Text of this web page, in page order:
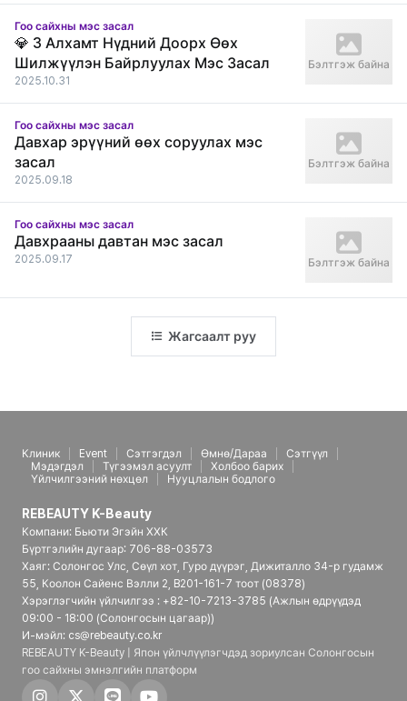
Гоо сайхны мэс засал
💎 3 Алхамт Нүдний Доорх Өөх
Шилжүүлэн Байрлуулах Мэс Засал
2025.10.31
Бэлтгэж байна
Гоо сайхны мэс засал
Давхар эрүүний өөх соруулах мэс
засал
2025.09.18
Бэлтгэж байна
Гоо сайхны мэс засал
Давхрааны давтан мэс засал
2025.09.17 Бэлтгэж байна
Жагсаалт руу
Клиник Event Сэтгэгдэл Өмнө/Дараа
Сэтгүүл
Мэдэгдэл
Түгээмэл асуулт
Холбоо барих
Үйлчилгээний нөхцөл
Нууцлалын бодлого
REBEAUTY K-Beauty
Компани: Бьюти Эгэйн ХХК
Бүртгэлийн дугаар: 706-88-03573
Хаяг: Солонгос Улс, Сөүл хот, Гуро дүүрэг, Дижиталло 34-р гудамж
55, Коолон Сайенс Вэлли 2, B201-161-7 тоот (08378)
Хэрэглэгчийн үйлчилгээ : +82-10-7213-3785 (Ажлын өдрүүдэд
09:00 - 18:00 (Солонгосын цагаар))
И-мэйл: cs@rebeauty.co.kr
REBEAUTY K-Beauty | Япон үйлчлүүлэгчдэд зориулсан Солонгосын
гоо сайхны эмнэлгийн платформ